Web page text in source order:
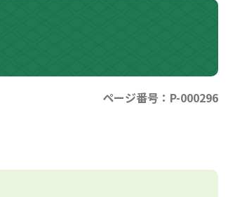
ページ番号：P-000296